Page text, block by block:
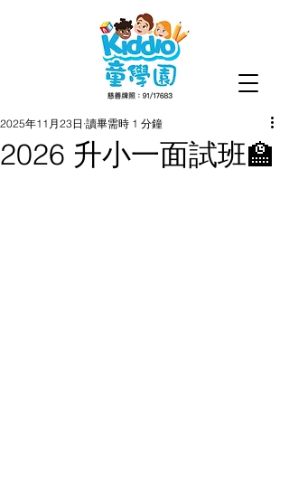
2026 升小一面試班🏫
2025年11月23日 讀畢需時 1 分鐘